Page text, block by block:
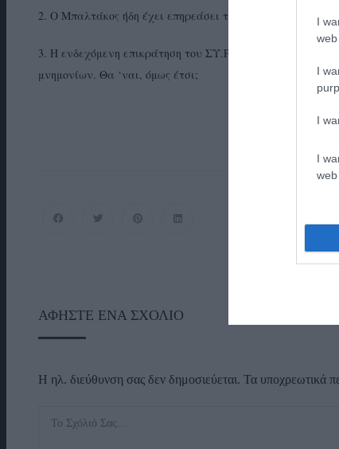
I
I
I
I
2. Ο Μπαλτάκος ήδη έχει επηρεάσει τους συσχετισμούς
3. Η ενδεχόμενη επικράτηση του ΣΥ.ΡΙΖ.Α. στην
μνημονίων. Θα ‘ναι, όμως έτσι;
ΑΦΉΣΤΕ ΈΝΑ ΣΧΌΛΙΟ
Η ηλ. διεύθυνση σας δεν δημοσιεύεται. Τα υποχρεωτικά